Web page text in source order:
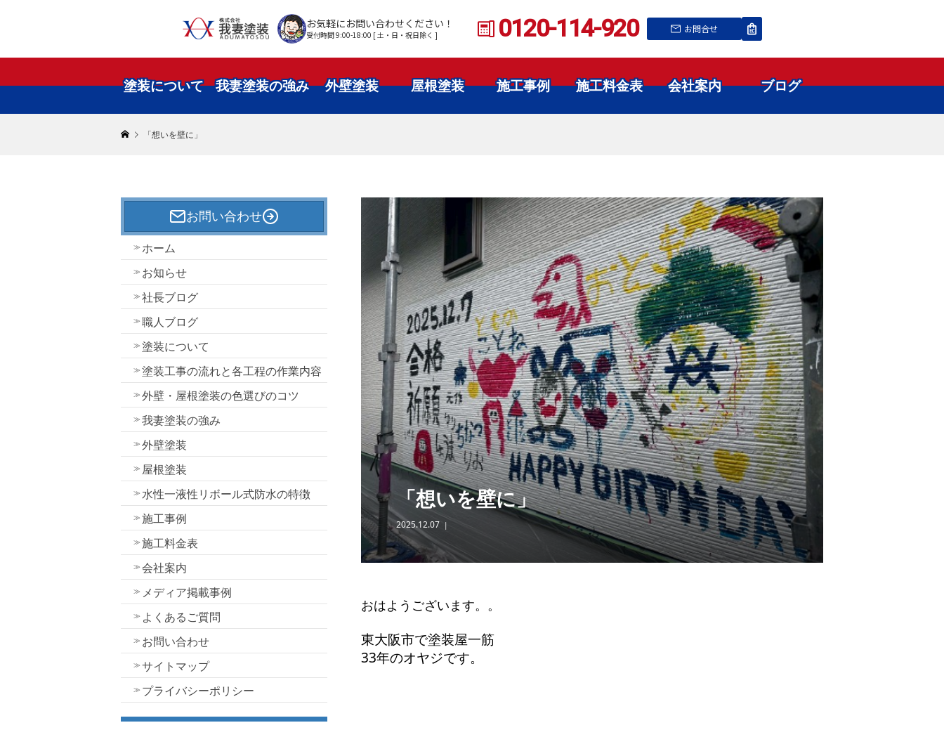
お気軽にお問い合わせください！
受付時間 9:00-18:00 [ 土・日・祝日除く ] 0120-114-920 お問合せ
塗装について 我妻塗装の強み 外壁塗装 屋根塗装 施工事例 施工料金表 会社案内 ブログ
「想いを壁に」
お問い合わせ
ホーム
お知らせ
社長ブログ
職人ブログ
塗装について
塗装工事の流れと各工程の作業内容
外壁・屋根塗装の色選びのコツ
我妻塗装の強み
外壁塗装
屋根塗装
水性一液性リボール式防水の特徴
施工事例
施工料金表
会社案内
メディア掲載事例
よくあるご質問
お問い合わせ
サイトマップ
プライバシーポリシー
「想いを壁に」
2025.12.07
おはようございます。。
東大阪市で塗装屋一筋
33年のオヤジです。